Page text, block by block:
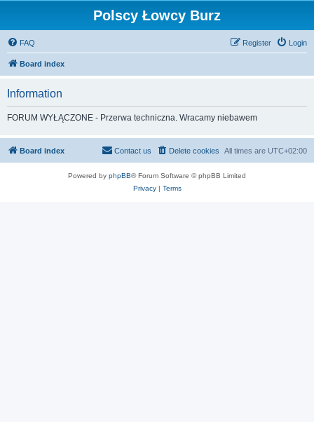
Polscy Łowcy Burz
FAQ Login
Register
Board index
Information
FORUM WYŁĄCZONE - Przerwa techniczna. Wracamy niebawem
Board index All times are UTC+02:00
Delete cookies
Contact us
Powered by phpBB® Forum Software © phpBB Limited
Privacy| Terms